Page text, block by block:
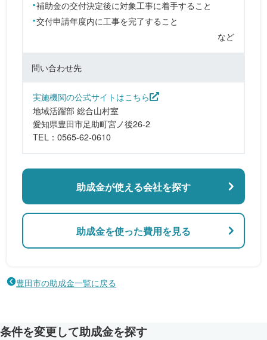
補助金の交付決定後に対象工事に着手すること
交付申請年度内に工事を完了すること
など
問い合わせ先
実施機関の公式サイトはこちら
地域活躍部 総合山村室
愛知県豊田市足助町宮ノ後26-2
TEL：0565-62-0610
助成金を使った費用を見る
助成金が使える会社を探す
豊田市の助成金一覧に戻る
条件を変更して助成金を探す